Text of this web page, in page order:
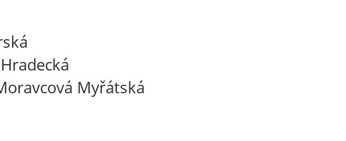
Myřátská